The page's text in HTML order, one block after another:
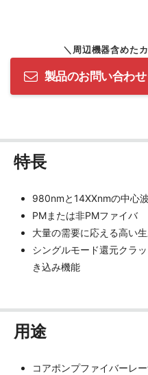
製品のお問い合わ
特長
980nmと14XXnmの中心
PMまたは非PMファイバ
大量の需要に応える高い
シングルモード還元クラ
き込み機能
用途
コアポンプファイバーレ